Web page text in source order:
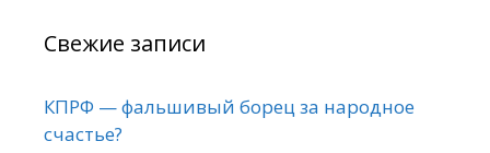
Свежие записи
КПРФ — фальшивый борец за народное
счастье?